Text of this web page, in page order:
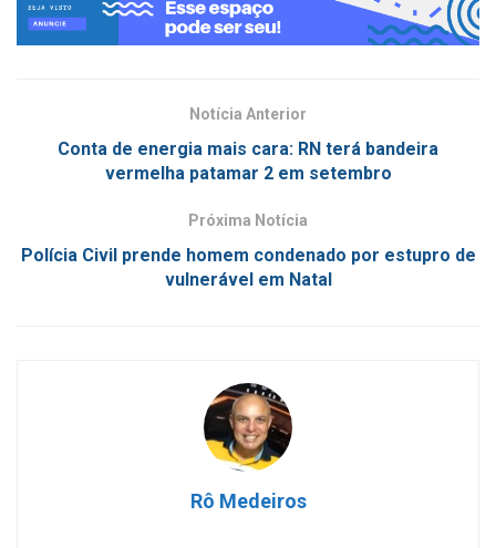
Notícia Anterior
Conta de energia mais cara: RN terá bandeira
vermelha patamar 2 em setembro
Próxima Notícia
Polícia Civil prende homem condenado por estupro de
vulnerável em Natal
Rô Medeiros